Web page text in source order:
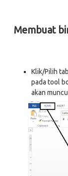
Membuat
Klik/Pilih
pada tool
akan